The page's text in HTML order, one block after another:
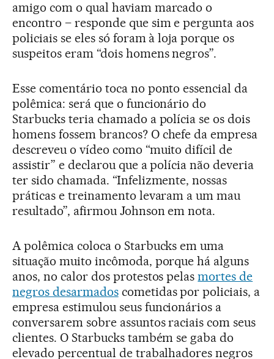
amigo com o qual haviam marcado o
encontro – responde que sim e pergunta aos
policiais se eles só foram à loja porque os
suspeitos eram “dois homens negros”.
Esse comentário toca no ponto essencial da
polêmica: será que o funcionário do
Starbucks teria chamado a polícia se os dois
homens fossem brancos? O chefe da empresa
descreveu o vídeo como “muito difícil de
assistir” e declarou que a polícia não deveria
ter sido chamada. “Infelizmente, nossas
práticas e treinamento levaram a um mau
resultado”, afirmou Johnson em nota.
A polêmica coloca o Starbucks em uma
situação muito incômoda, porque há alguns
anos, no calor dos protestos pelasmortes de
negros desarmadoscometidas por policiais, a
empresa estimulou seus funcionários a
conversarem sobre assuntos raciais com seus
clientes. O Starbucks também se gaba do
elevado percentual de trabalhadores negros